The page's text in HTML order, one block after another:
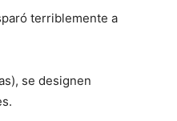
terriblemente a
se designen